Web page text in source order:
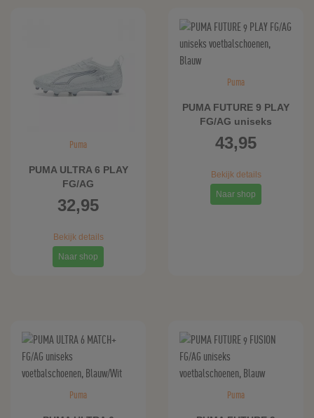
Puma
PUMA ULTRA 6 PLAY
FG/AG
voetbalschoenen,
Blauw/Wit
32,95
Bekijk details
Naar shop
Puma
PUMA FUTURE 9 PLAY
FG/AG uniseks
voetbalschoenen,
Blauw
43,95
Bekijk details
Naar shop
Puma Puma